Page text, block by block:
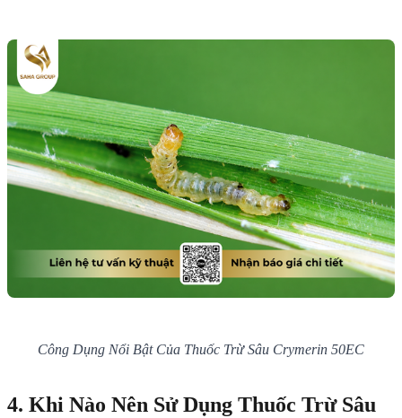
Công Dụng Nổi Bật Của Thuốc Trừ Sâu Crymerin 50EC
4. Khi Nào Nên Sử Dụng Thuốc Trừ Sâu